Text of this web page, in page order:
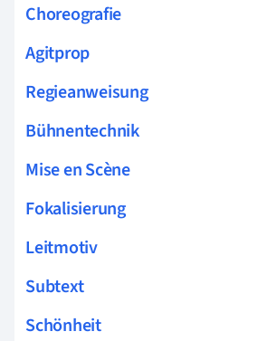
Choreografie
Agitprop
Regieanweisung
Bühnentechnik
Mise en Scène
Fokalisierung
Leitmotiv
Subtext
Schönheit